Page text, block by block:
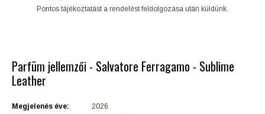
Pontos tájékoztatást a rendelést feldolgozása után küldünk.
Parfüm jellemzői - Salvatore Ferragamo - Sublime
Leather
Megjelenés éve:
2026